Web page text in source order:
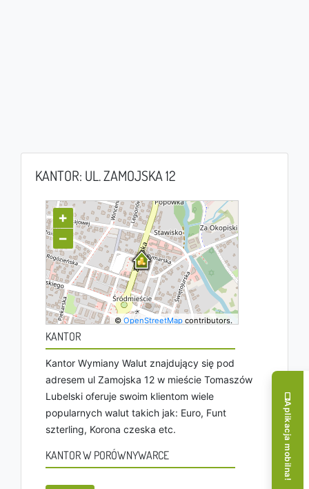
KANTOR: UL. ZAMOJSKA 12
+
−
©OpenStreetMap contributors.
KANTOR
Kantor Wymiany Walut znajdujący się pod
adresem ul Zamojska 12 w mieście Tomaszów
Lubelski oferuje swoim klientom wiele
popularnych walut takich jak: Euro, Funt
szterling, Korona czeska etc.
KANTOR W PORÓWNYWARCE Aplikacja mobilna!